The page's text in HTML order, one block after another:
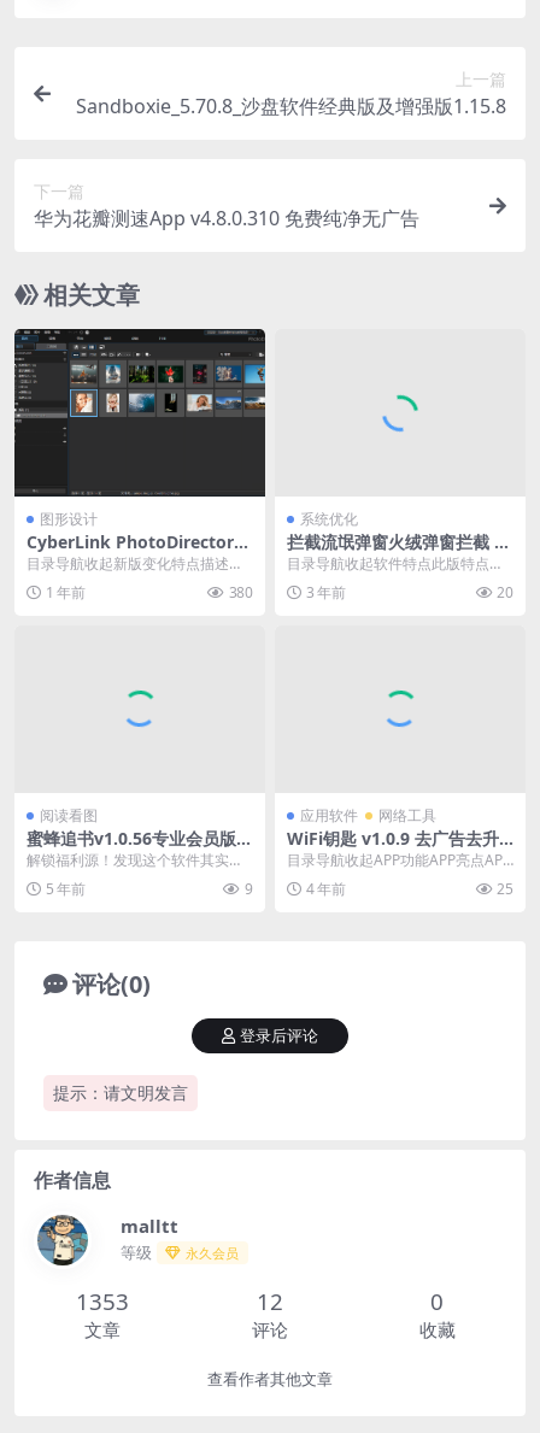
上一篇
Sandboxie_5.70.8_沙盘软件经典版及增强版1.15.8
下一篇
华为花瓣测速App v4.8.0.310 免费纯净无广告
相关文章
图形设计
Cyber​​Link PhotoDirector
(相片大师修改版)16.4.1715.0
极致版
目录导航收起新版变化特点描述系
统要求下载地址目录导航收起新版
变化特点描述系统要求...
1 年前 380
系统优化
拦截流氓弹窗火绒弹窗拦截 v
5.0.71.1独立版
目录导航收起软件特点此版特点下
载地址目录导航收起软件特点此版
特点下载地址电脑经常...
3 年前 20
阅读看图
蜜蜂追书v1.0.56专业会员版
免费影视+小说+漫画
解锁福利源！发现这个软件其实还
有这种三合一集成的软件，支持免
费漫画 影视 小说阅...
5 年前 9
应用软件 网络工具
WiFi钥匙 v1.0.9 去广告去升
级精简版
目录导航收起APP功能APP亮点APP
特色下载地址目录导航收起APP功
能APP亮...
4 年前 25
评论(0)
提示：请文明发言
登录后评论
作者信息
malltt
等级 永久会员
1353
文章
12
评论
0
收藏
查看作者其他文章